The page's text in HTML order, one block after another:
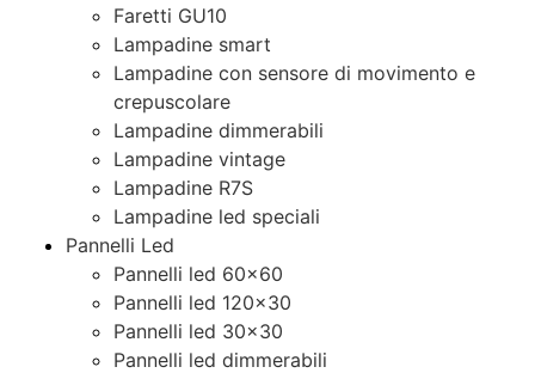
Faretti GU10
Lampadine smart
Lampadine con sensore di movimento e
crepuscolare
Lampadine dimmerabili
Lampadine vintage
Lampadine R7S
Lampadine led speciali
Pannelli Led
Pannelli led 60×60
Pannelli led 120×30
Pannelli led 30×30
Pannelli led dimmerabili